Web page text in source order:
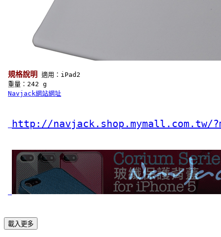
規格說明
適用：iPad2
重量：242 g
Navjack網站網址
http://navjack.shop.mymall.com.tw/
載入更多